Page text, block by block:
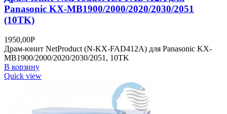
Panasonic KX-MB1900/2000/2020/2030/2051
(10TK)
1950,00Р
Драм-юнит NetProduct (N-KX-FAD412A) для Panasonic KX-
MB1900/2000/2020/2030/2051, 10TK
В корзину
Quick view